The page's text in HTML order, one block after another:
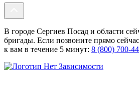
В городе Сергиев Посад и области
бригады. Если позвоните прямо
к вам в течение 5 минут: 8 (800) 700-